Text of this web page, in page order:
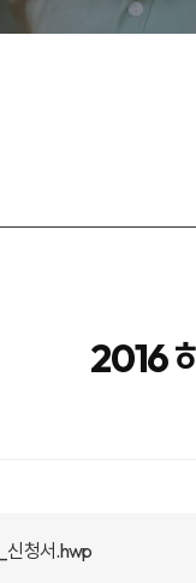
2016
신청서.hwp